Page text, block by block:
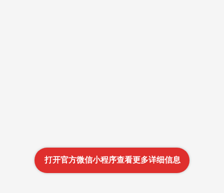
打开官方微信小程序查看更多详细信息